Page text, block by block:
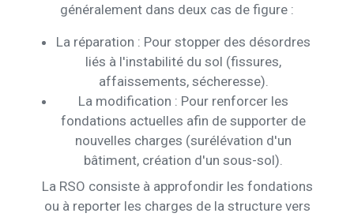
généralement dans deux cas de figure :
La réparation : Pour stopper des désordres
liés à l'instabilité du sol (fissures,
affaissements, sécheresse).
La modification : Pour renforcer les
fondations actuelles afin de supporter de
nouvelles charges (surélévation d'un
bâtiment, création d'un sous-sol).
La RSO consiste à approfondir les fondations
ou à reporter les charges de la structure vers